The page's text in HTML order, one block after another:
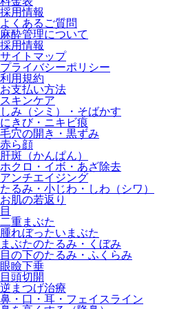
採用情報
よくあるご質問
麻酔管理について
採用情報
サイトマップ
プライバシーポリシー
利用規約
お支払い方法
スキンケア
しみ（シミ）・そばかす
にきび・ニキビ痕
毛穴の開き・黒ずみ
赤ら顔
肝斑（かんぱん）
ホクロ・イボ・あざ除去
アンチエイジング
たるみ・小じわ・しわ（シワ）
お肌の若返り
目
二重まぶた
腫れぼったいまぶた
まぶたのたるみ・くぼみ
目の下のたるみ・ふくらみ
眼瞼下垂
目頭切開
逆まつげ治療
鼻・口・耳・フェイスライン